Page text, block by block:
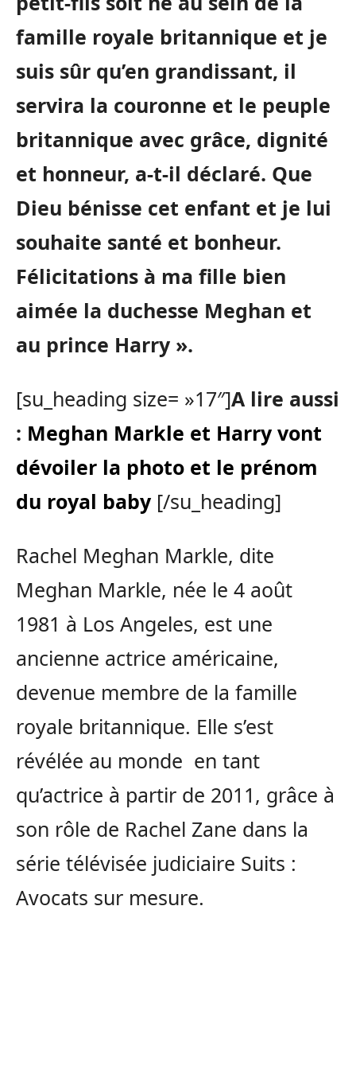
famille royale britannique et je
suis sûr qu’en grandissant, il
servira la couronne et le peuple
britannique avec grâce, dignité
et honneur, a-t-il déclaré. Que
Dieu bénisse cet enfant et je lui
souhaite santé et bonheur.
Félicitations à ma fille bien
aimée la duchesse Meghan et
au prince Harry ».
[su_heading size= »17″]A lire aussi
: Meghan Markle et Harry vont
dévoiler la photo et le prénom
du royal baby [/su_heading]
Rachel Meghan Markle, dite
Meghan Markle, née le 4 août
1981 à Los Angeles, est une
ancienne actrice américaine,
devenue membre de la famille
royale britannique. Elle s’est
révélée au monde en tant
qu’actrice à partir de 2011, grâce à
son rôle de Rachel Zane dans la
série télévisée judiciaire Suits :
Avocats sur mesure.